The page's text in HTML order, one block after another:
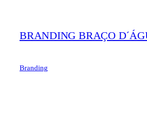
BRANDING BRAÇO
Branding